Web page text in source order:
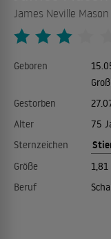
James Neville Mason
Geboren
Gestorben
Alter
75
Sternzeichen
Größe
1,81
Beruf